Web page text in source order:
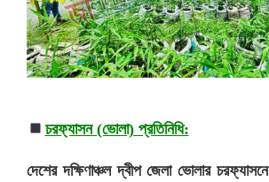
চরফ্যাসন (ভোলা) প্রতিনিধি:
দেশের দক্ষিণাঞ্চল দ্বীপ জেলা ভোলার